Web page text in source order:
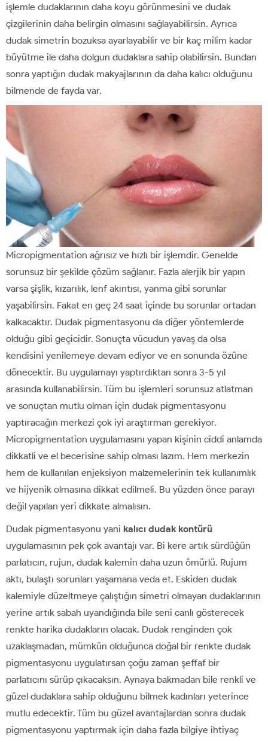
işlemle dudaklarının daha koyu görünmesini ve dudak
çizgilerinin daha belirgin olmasını sağlayabilirsin. Ayrıca
dudak simetrin bozuksa ayarlayabilir ve bir kaç milim kadar
büyütme ile daha dolgun dudaklara sahip olabilirsin. Bundan
sonra yaptığın dudak makyajlarının da daha kalıcı olduğunu
bilmende de fayda var.
Micropigmentation ağrısız ve hızlı bir işlemdir. Genelde
sorunsuz bir şekilde çözüm sağlanır. Fazla alerjik bir yapın
varsa şişlik, kızarılık, lenf akıntısı, yanma gibi sorunlar
yaşabilirsin. Fakat en geç 24 saat içinde bu sorunlar ortadan
kalkacaktır. Dudak pigmentasyonu da diğer yöntemlerde
olduğu gibi geçicidir. Sonuçta vücudun yavaş da olsa
kendisini yenilemeye devam ediyor ve en sonunda özüne
dönecektir. Bu uygulamayı yaptırdıktan sonra 3-5 yıl
arasında kullanabilirsin. Tüm bu işlemleri sorunsuz atlatman
ve sonuçtan mutlu olman için dudak pigmentasyonu
yaptıracağın merkezi çok iyi araştırman gerekiyor.
Micropigmentation uygulamasını yapan kişinin ciddi anlamda
dikkatli ve el becerisine sahip olması lazım. Hem merkezin
hem de kullanılan enjeksiyon malzemelerinin tek kullanımlık
ve hijyenik olmasına dikkat edilmeli. Bu yüzden önce parayı
değil yapılan yeri dikkate almalısın.
Dudak pigmentasyonu yani kalıcı dudak kontürü
uygulamasının pek çok avantajı var. Bi kere artık sürdüğün
parlatıcın, rujun, dudak kalemin daha uzun ömürlü. Rujum
aktı, bulaştı sorunları yaşamana veda et. Eskiden dudak
kalemiyle düzeltmeye çalıştığın simetri olmayan dudaklarının
yerine artık sabah uyandığında bile seni canlı gösterecek
renkte harika dudakların olacak. Dudak renginden çok
uzaklaşmadan, mümkün olduğunca doğal bir renkte dudak
pigmentasyonu uygulatırsan çoğu zaman şeffaf bir
parlatıcını sürüp çıkacaksın. Aynaya bakmadan bile renkli ve
güzel dudaklara sahip olduğunu bilmek kadınları yeterince
mutlu edecektir. Tüm bu güzel avantajlardan sonra dudak
pigmentasyonu yaptırmak için daha fazla bilgiye ihtiyaç